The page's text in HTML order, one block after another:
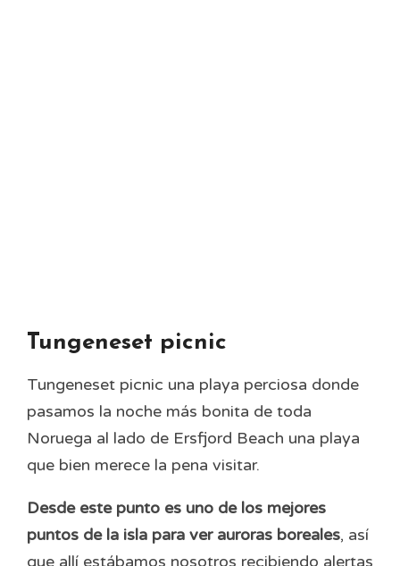
Tungeneset picnic
Tungeneset picnic una playa perciosa donde
pasamos la noche más bonita de toda
Noruega al lado de Ersfjord Beach una playa
que bien merece la pena visitar.
Desde este punto es uno de los mejores
puntos de la isla para ver auroras boreales, así
que allí estábamos nosotros recibiendo alertas